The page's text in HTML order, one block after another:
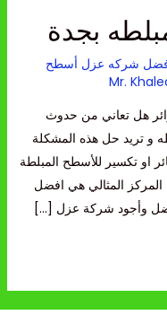
بجدة
شركه عزل أسطح
Mr.
هل تعاني من حدوث
و تريد حل هذه المشكلة
تكسير للأسطح المبلطة
المركز المثالي هي افضل
وأجود شركة عزل […]